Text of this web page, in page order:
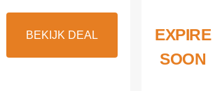
BEKIJK DEAL
EXPIRE
SOON